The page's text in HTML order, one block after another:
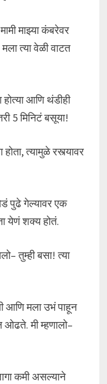
माझ्या कंबरेवर
त्या वेळी वाटत
आणि थंडीही
5 मिनिटं बसूया!
त्यामुळे रस्त्यावर
पुढे गेल्यावर एक
येणं शक्य होतं.
तुम्ही बसा! त्या
आणि मला उभं पाहून
ओढते. मी म्हणालो–
कमी असल्याने